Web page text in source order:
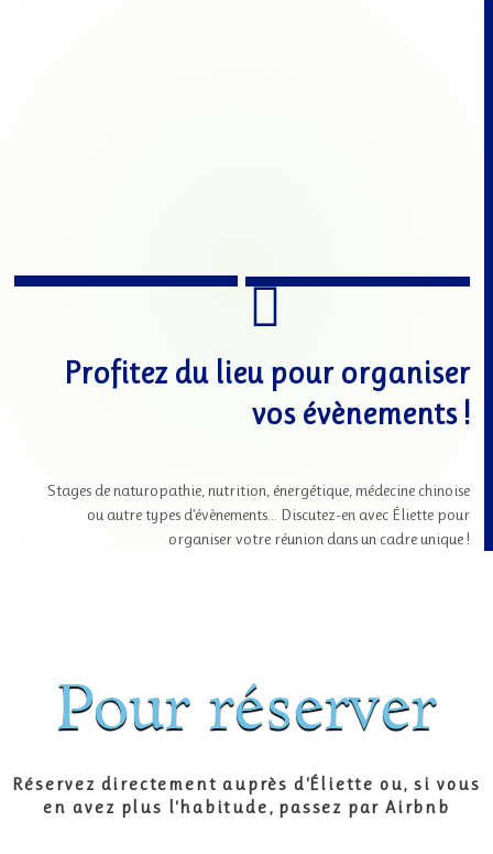
Profitez du lieu pour organiser
vos évènements !
Stages de naturopathie, nutrition, énergétique, médecine chinoise
ou autre types d’évènements… Discutez-en avec Éliette pour
organiser votre réunion dans un cadre unique !
Pour réserver
Réservez directement auprès d'Éliette ou, si vous
en avez plus l'habitude, passez par Airbnb